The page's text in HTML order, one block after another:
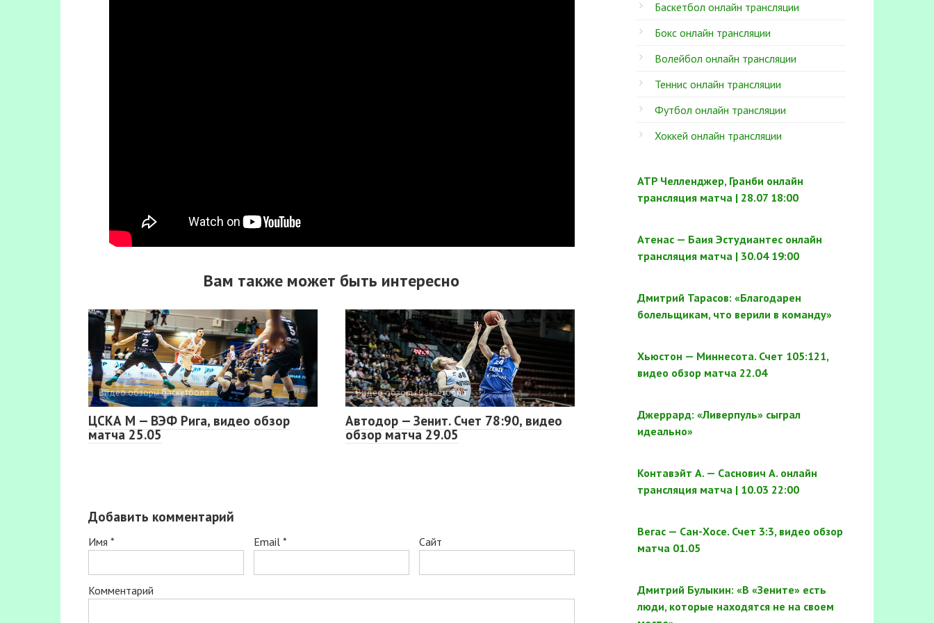
Вам также может быть интересно
Видео обзоры баскетбола
ЦСКА М — ВЭФ Рига, видео обзор
матча 25.05
Видео обзоры баскетбола
Автодор — Зенит. Счет 78:90, видео
обзор матча 29.05
Добавить комментарий
Имя * Email * Сайт
Комментарий
Баскетбол онлайн трансляции
Бокс онлайн трансляции
Волейбол онлайн трансляции
Теннис онлайн трансляции
Футбол онлайн трансляции
Хоккей онлайн трансляции
ATP Челленджер, Гранби онлайн
трансляция матча | 28.07 18:00
Атенас — Баия Эстудиантес онлайн
трансляция матча | 30.04 19:00
Дмитрий Тарасов: «Благодарен
болельщикам, что верили в команду»
Хьюстон — Миннесота. Счет 105:121,
видео обзор матча 22.04
Джеррард: «Ливерпуль» сыграл
идеально»
Контавэйт А. — Саснович А. онлайн
трансляция матча | 10.03 22:00
Вегас — Сан-Хосе. Счет 3:3, видео обзор
матча 01.05
Дмитрий Булыкин: «В «Зените» есть
люди, которые находятся не на своем